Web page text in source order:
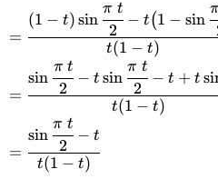
=\cfrac{(1-
t)\sin\cfrac{\pi t}
{2}-t\big(1-
\sin\cfrac{\pi t}
{2}\big)}{t(1-t)}
=
t(1 − t)
(1 − t)sin
2
π t
− t(1 − sin
π
=\cfrac{\sin\cfrac{\pi t}
{2}-t\sin\cfrac{\pi t}
{2}-t+t\sin\cfrac{\pi t}
{2}}{t(1-t)}
=
t(1 − t)
sin
2
π t
− t sin
2
π t
− t + t si
=\cfrac{\sin\cfrac{\pi t}
{2}-t}{t(1-t)}
=
t(1 − t)
sin
2
π t
− t